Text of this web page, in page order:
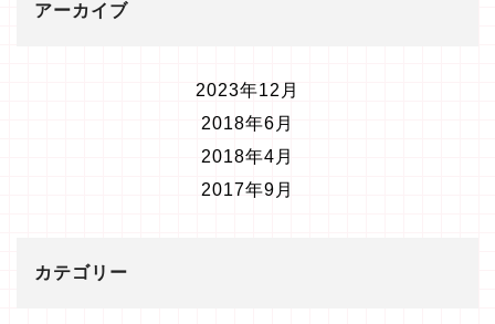
アーカイブ
2023年12月
2018年6月
2018年4月
2017年9月
カテゴリー